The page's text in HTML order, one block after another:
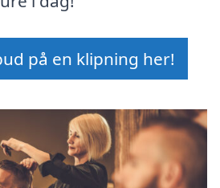
på en klipning her!